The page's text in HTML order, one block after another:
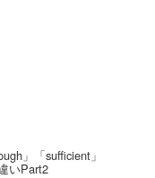
」「sufficient」
いPart2